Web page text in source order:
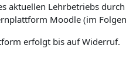
aktuellen Lehrbetriebs
Moodle (im
erfolgt bis auf Widerruf.